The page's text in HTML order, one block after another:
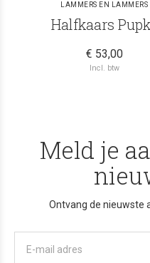
LAMMERS EN LAMMERS
Halfkaars
€ 53,00
Incl. btw
Meld je
Ontvang de nieuwste